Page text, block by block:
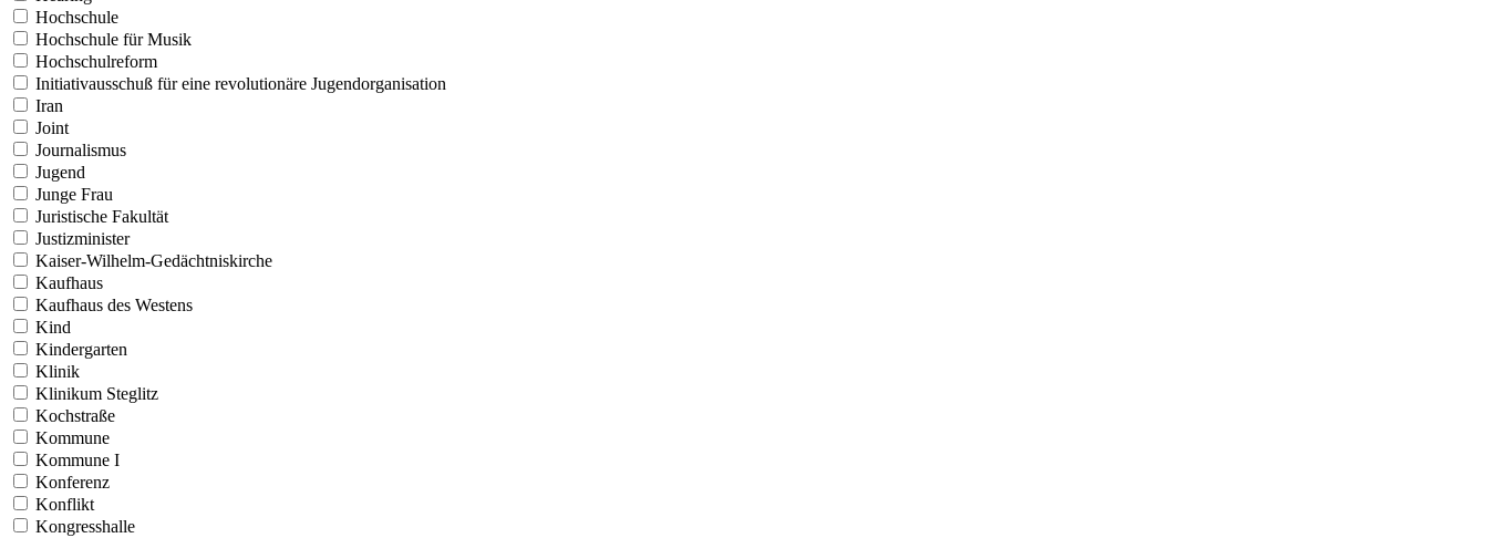
Hochschule
Hochschule für Musik
Hochschulreform
Initiativausschuß für eine revolutionäre Jugendorganisation
Iran
Joint
Journalismus
Jugend
Junge Frau
Juristische Fakultät
Justizminister
Kaiser-Wilhelm-Gedächtniskirche
Kaufhaus
Kaufhaus des Westens
Kind
Kindergarten
Klinik
Klinikum Steglitz
Kochstraße
Kommune
Kommune I
Konferenz
Konflikt
Kongresshalle